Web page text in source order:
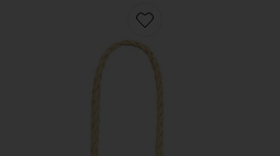
Favorite СУМКА